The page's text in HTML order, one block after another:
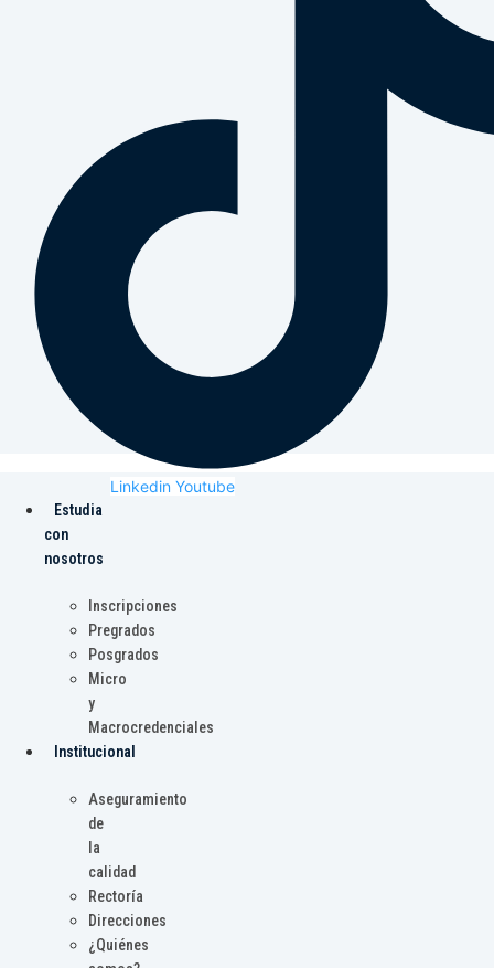
Linkedin Youtube
Estudia
con
nosotros
Inscripciones
Pregrados
Posgrados
Micro
y
Macrocredenciales
Institucional
Aseguramiento
de
la
calidad
Rectoría
Direcciones
¿Quiénes